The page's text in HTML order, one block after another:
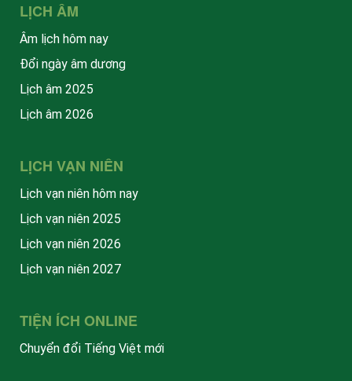
LỊCH ÂM
Âm lịch hôm nay
Đổi ngày âm dương
Lịch âm 2025
Lịch âm 2026
LỊCH VẠN NIÊN
Lịch vạn niên hôm nay
Lịch vạn niên 2025
Lịch vạn niên 2026
Lịch vạn niên 2027
TIỆN ÍCH ONLINE
Chuyển đổi Tiếng Việt mới